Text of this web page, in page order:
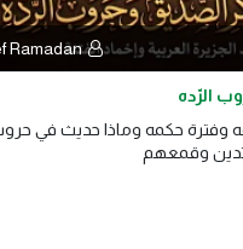
Ramadan
الرّده
وفترة حكمه وماذا حديث في
وقمعهم